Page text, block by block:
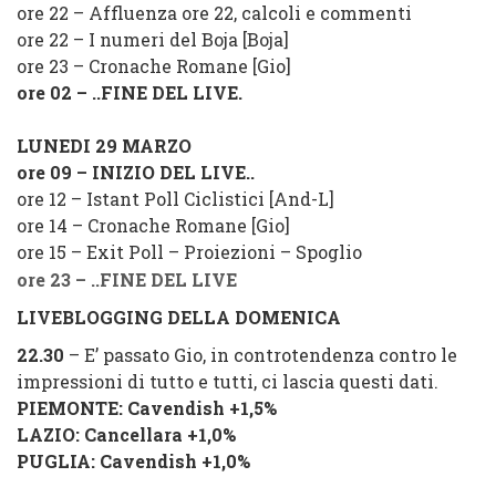
ore 22 – Affluenza ore 22, calcoli e commenti
ore 22 – I numeri del Boja [Boja]
ore 23 – Cronache Romane [Gio]
ore 02 – ..FINE DEL LIVE.
LUNEDI 29 MARZO
ore 09 – INIZIO DEL LIVE..
ore 12 – Istant Poll Ciclistici [And-L]
ore 14 – Cronache Romane [Gio]
ore 15 – Exit Poll – Proiezioni – Spoglio
ore 23 – ..FINE DEL LIVE
LIVEBLOGGING DELLA DOMENICA
22.30 – E’ passato Gio, in controtendenza contro le
impressioni di tutto e tutti, ci lascia questi dati.
PIEMONTE: Cavendish +1,5%
LAZIO: Cancellara +1,0%
PUGLIA: Cavendish +1,0%